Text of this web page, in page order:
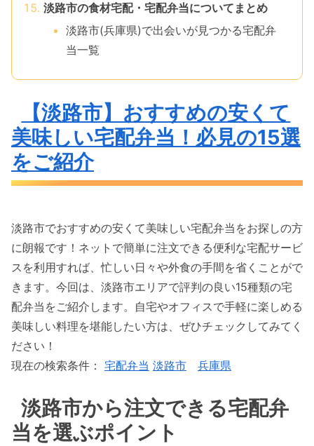
淡路市の食材宅配・宅配弁当についてまとめ
淡路市(兵庫県)で出会いが見つかる宅配弁
当一覧
【淡路市】おすすめの安くて
美味しい宅配弁当！必見の15選
をご紹介
淡路市でおすすめの安くて美味しい宅配弁当をお探しの方
に朗報です！ネットで簡単に注文できる便利な宅配サービ
スを利用すれば、忙しい日々や外食の手間を省くことがで
きます。今回は、淡路市エリアで評判の良い15種類の宅
配弁当をご紹介します。自宅やオフィスで手軽に楽しめる
美味しい料理を堪能したい方は、ぜひチェックしてみてく
ださい！
現在の検索条件： 宅配弁当 淡路市 兵庫県
淡路市から注文できる宅配弁
当を選ぶポイント